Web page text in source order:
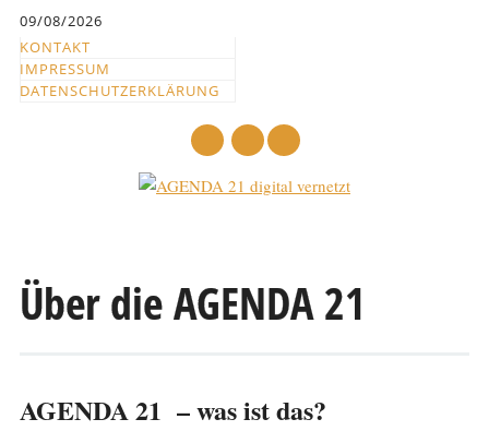
springen
09/08/2026
KONTAKT
IMPRESSUM
DATENSCHUTZERKLÄRUNG
und
zum
Über die AGENDA 21
AGENDA 21 – was ist das?